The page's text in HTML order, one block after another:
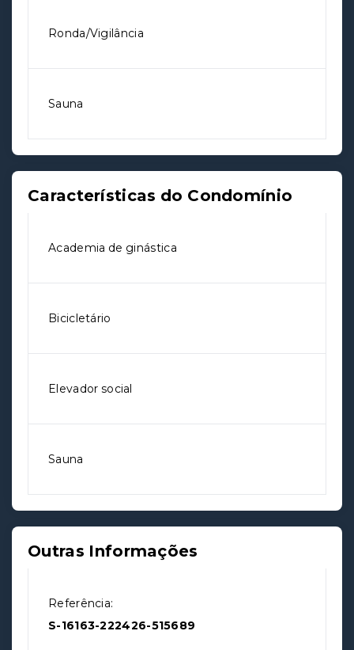
Ronda/Vigilância
Sauna
Características do Condomínio
Academia de ginástica
Bicicletário
Elevador social
Sauna
Outras Informações
Referência:
S-16163-222426-515689